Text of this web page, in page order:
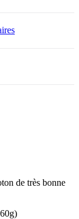
de très bonne